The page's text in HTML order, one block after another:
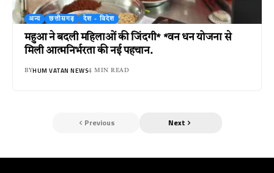
अन्य छत्तीसगढ़ देश - विदेश
महुआ ने बदली महिलाओं की जिंदगी* *वन धन योजना से
मिली आत्मनिर्भरता की नई पहचान.
BYHUM VATAN NEWS4 MIN READ
Previous Next